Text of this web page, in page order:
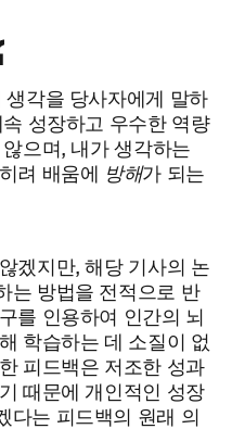
생각을 당사자에게 말하
성장하고 우수한 역량
으며, 내가 생각하는
려 배움에
방해가 되는
겠지만, 해당 기사의 논
는 방법을 전적으로 반
를 인용하여 인간의 뇌
학습하는 데 소질이 없
피드백은 저조한 성과
때문에 개인적인 성장
다는 피드백의 원래 의